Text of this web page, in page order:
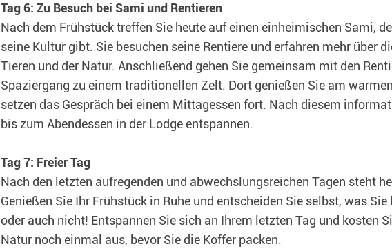
Tag 6: Zu Besuch bei Sami und Rentieren
Nach dem Frühstück treffen Sie heute auf einen einheimischen Sami,
seine Kultur gibt. Sie besuchen seine Rentiere und erfahren mehr über
Tieren und der Natur. Anschließend gehen Sie gemeinsam mit den
Spaziergang zu einem traditionellen Zelt. Dort genießen Sie am
setzen das Gespräch bei einem Mittagessen fort. Nach diesem
bis zum Abendessen in der Lodge entspannen.
Tag 7: Freier Tag
Nach den letzten aufregenden und abwechslungsreichen Tagen steht
Genießen Sie Ihr Frühstück in Ruhe und entscheiden Sie selbst, was
oder auch nicht! Entspannen Sie sich an Ihrem letzten Tag und kosten
Natur noch einmal aus, bevor Sie die Koffer packen.